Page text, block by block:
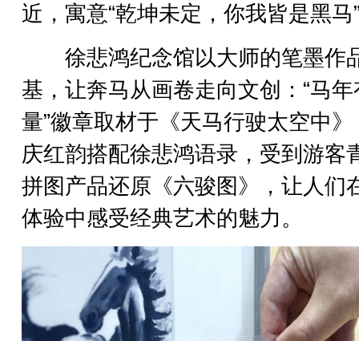
近，寓意“乾坤未定，你我皆是黑马
徐悲鸿纪念馆以大师的笔墨作
基，让奔马从画卷走向文创：“马
量”徽章取材于《天马行驶太空中
庆红韵搭配徐悲鸿语录，受到游客
拼图产品还原《六骏图》，让人们
体验中感受经典艺术的魅力。